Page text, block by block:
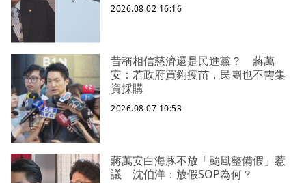
2026.08.02 16:16
昔稱相信慈濟還是民進黨？ 蔣萬
安：若政府買夠疫苗，民團也不需集
資採購
2026.08.07 10:53
蔣萬安白海豚不放「颱風整備假」惹
議 沈伯洋：放假SOP為何？